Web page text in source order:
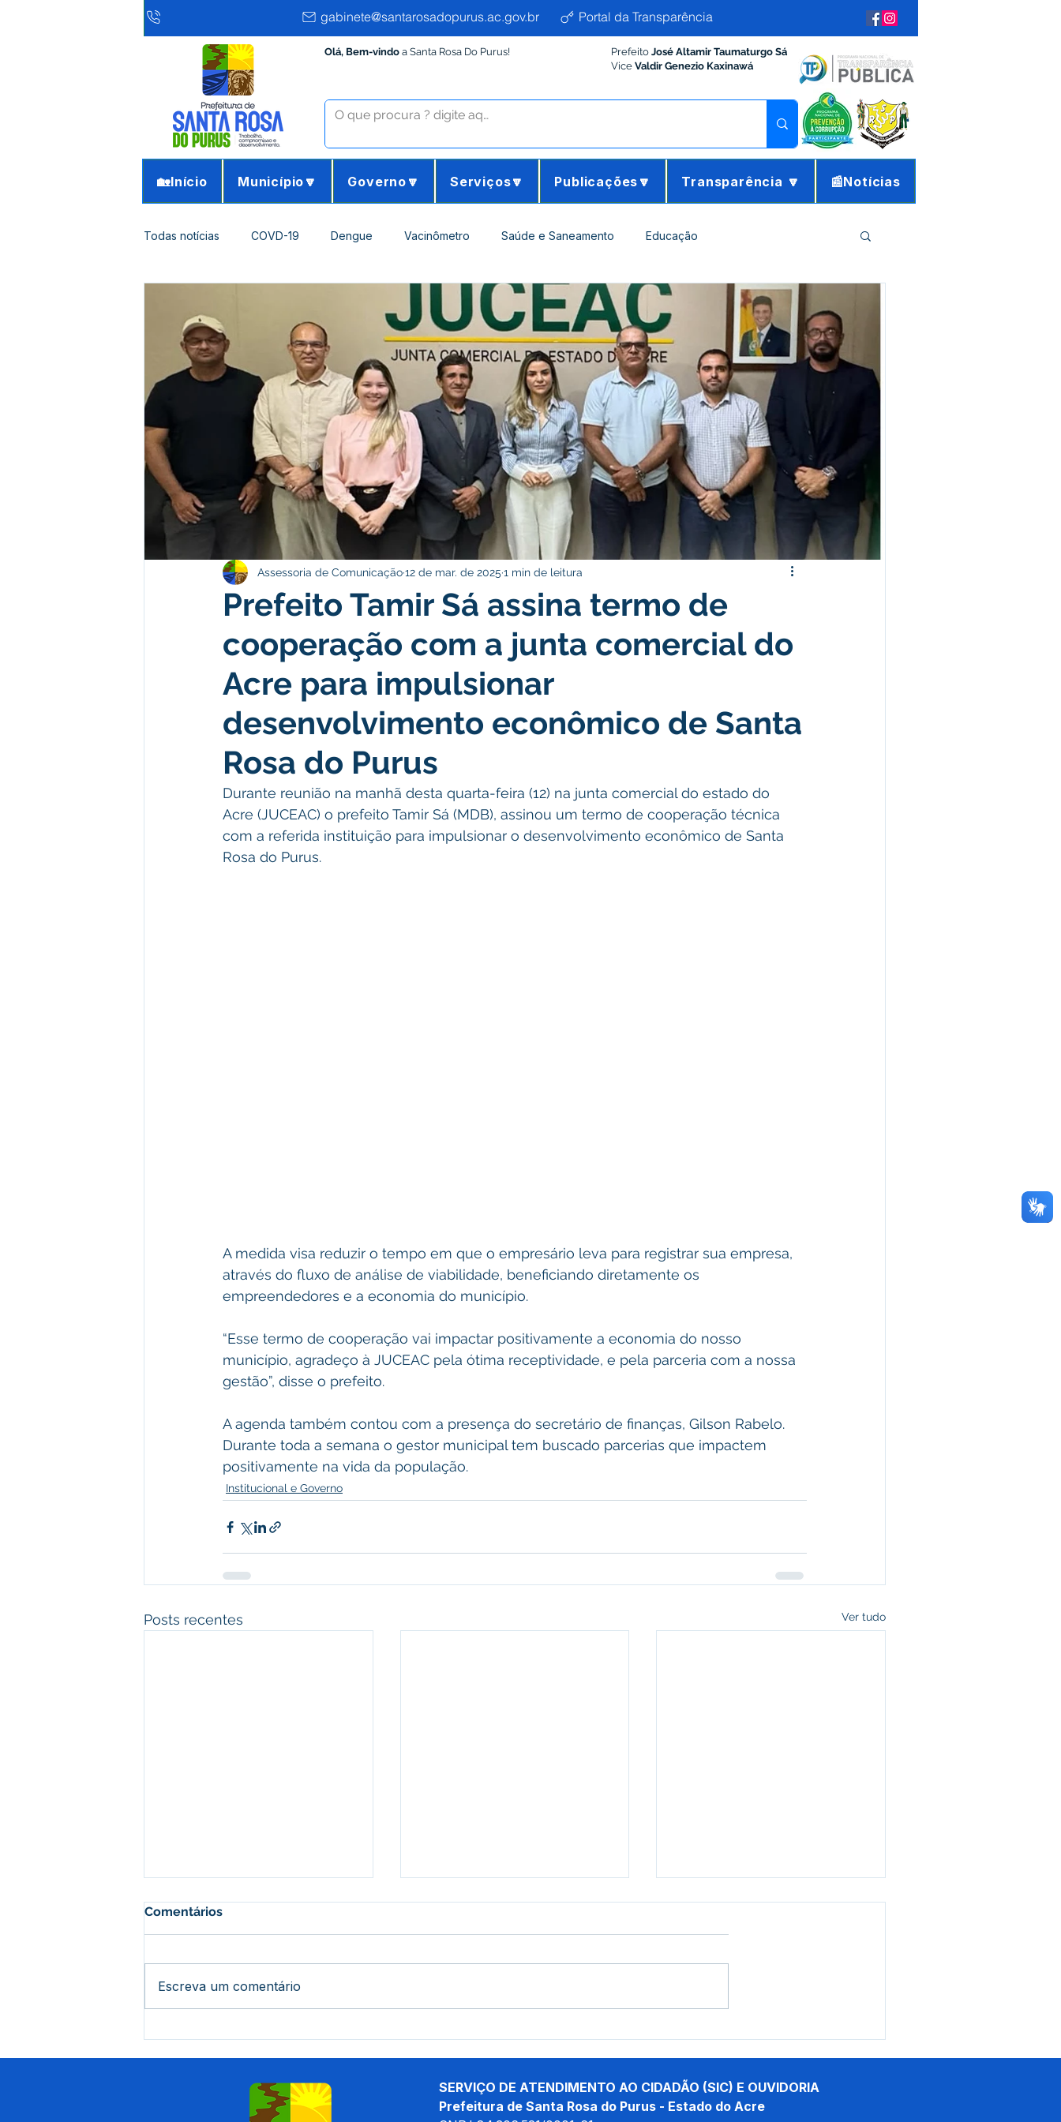
gabinete@santarosadopurus.ac.gov.br Portal da Transparência
Olá, Bem-vindo a Santa Rosa Do Purus! Prefeito José Altamir Taumaturgo Sá
Vice Valdir Genezio Kaxinawá
🏡Início Município🔽 Governo🔽 Serviços🔽 Publicações🔽 Transparência 🔽 📰Notícias
Todas notícias COVD-19 Dengue Vacinômetro Saúde e Saneamento Educação
Agricultura e Meio Ambiente Desporto Cultura e Lazer Administração e Finanças
Institucional e Governo Políticas Públicas Nota de Pesar Campanhas Datas Comemorativas
Convênios e Parcerias Defesa Civil Indígena Licitações Assistência Social
Campanhas Campanhas Memória e Cultura
Prefeito Tamir Sá assina termo de
cooperação com a junta comercial do
Acre para impulsionar
desenvolvimento econômico de Santa
Rosa do Purus
Assessoria de Comunicação12 de mar. de 2025 1 min de leitura
Durante reunião na manhã desta quarta-feira (12) na junta comercial do estado do
Acre (JUCEAC) o prefeito Tamir Sá (MDB), assinou um termo de cooperação técnica
com a referida instituição para impulsionar o desenvolvimento econômico de Santa
Rosa do Purus.
A medida visa reduzir o tempo em que o empresário leva para registrar sua empresa,
através do fluxo de análise de viabilidade, beneficiando diretamente os
empreendedores e a economia do município.
“Esse termo de cooperação vai impactar positivamente a economia do nosso
município, agradeço à JUCEAC pela ótima receptividade, e pela parceria com a nossa
gestão”, disse o prefeito.
A agenda também contou com a presença do secretário de finanças, Gilson Rabelo.
Durante toda a semana o gestor municipal tem buscado parcerias que impactem
positivamente na vida da população.
Institucional e Governo
Posts recentes Ver tudo
fortalecimento da
segurança na fronteira
Santa Rosa do Purus
Comentários
Escreva um comentário
SERVIÇO DE ATENDIMENTO AO CIDADÃO (SIC) E OUVIDORIA
Prefeitura de Santa Rosa do Purus - Estado do Acre